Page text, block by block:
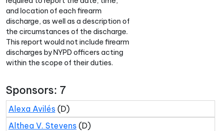
and location of each firearm
discharge, as well as a description of
the circumstances of the discharge.
This report would not include firearm
discharges by NYPD officers acting
within the scope of their duties.
Sponsors: 7
Alexa Avilés (D)
Althea V. Stevens (D)